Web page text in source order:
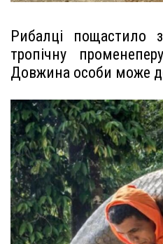
Рибалці пощастило
тропічну
Довжина особи може